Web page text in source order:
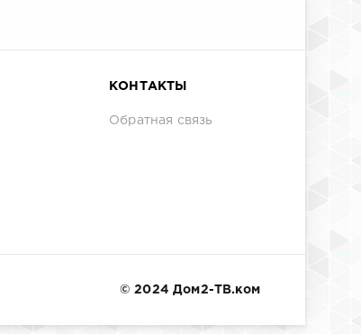
КОНТАКТЫ
Обратная связь
© 2024 Дом2-ТВ.ком